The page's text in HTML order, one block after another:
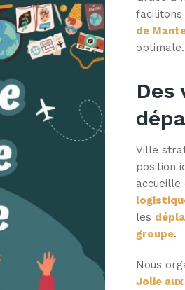
facilitons
de
optimale.
Des
Ville
position
accueille
les
groupe.
Nous
Jolie